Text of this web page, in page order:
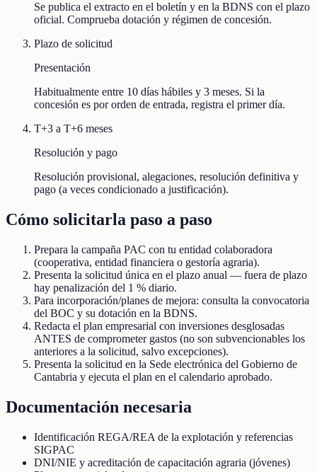
Se publica el extracto en el boletín y en la BDNS con el plazo
oficial. Comprueba dotación y régimen de concesión.
Plazo de solicitud
Presentación
Habitualmente entre 10 días hábiles y 3 meses. Si la
concesión es por orden de entrada, registra el primer día.
T+3 a T+6 meses
Resolución y pago
Resolución provisional, alegaciones, resolución definitiva y
pago (a veces condicionado a justificación).
Cómo solicitarla paso a paso
Prepara la campaña PAC con tu entidad colaboradora
(cooperativa, entidad financiera o gestoría agraria).
Presenta la solicitud única en el plazo anual — fuera de plazo
hay penalización del 1 % diario.
Para incorporación/planes de mejora: consulta la convocatoria
del BOC y su dotación en la BDNS.
Redacta el plan empresarial con inversiones desglosadas
ANTES de comprometer gastos (no son subvencionables los
anteriores a la solicitud, salvo excepciones).
Presenta la solicitud en la Sede electrónica del Gobierno de
Cantabria y ejecuta el plan en el calendario aprobado.
Documentación necesaria
Identificación REGA/REA de la explotación y referencias
SIGPAC
DNI/NIE y acreditación de capacitación agraria (jóvenes)